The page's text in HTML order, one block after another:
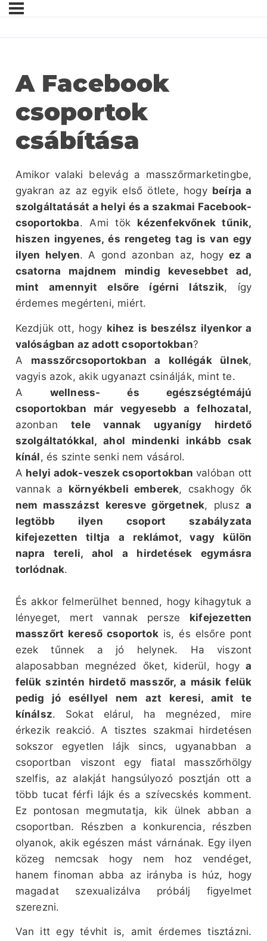
A Facebook
csoportok
csábítása
Amikor valaki belevág a masszőrmarketingbe,
gyakran az az egyik első ötlete, hogy beírja a
szolgáltatását a helyi és a szakmai Facebook-
csoportokba. Ami tök kézenfekvőnek tűnik,
hiszen ingyenes, és rengeteg tag is van egy
ilyen helyen. A gond azonban az, hogy ez a
csatorna majdnem mindig kevesebbet ad,
mint amennyit elsőre ígérni látszik, így
érdemes megérteni, miért.
Kezdjük ott, hogy kihez is beszélsz ilyenkor a
valóságban az adott csoportokban?
A masszőrcsoportokban a kollégák ülnek,
vagyis azok, akik ugyanazt csinálják, mint te.
A wellness- és egészségtémájú
csoportokban már vegyesebb a felhozatal,
azonbantele vannak ugyanígy hirdető
szolgáltatókkal, ahol mindenki inkább csak
kínál , és szinte senki nem vásárol.
A helyi adok-veszek csoportokbanvalóban ott
vannak a környékbeli emberek, csakhogy ők
nem masszázst keresve görgetnek, plusza
legtöbb ilyen csoport szabályzata
kifejezetten tiltja a reklámot, vagy külön
napra tereli, ahol a hirdetések egymásra
torlódnak.
És akkor felmerülhet benned, hogy kihagytuk a
lényeget, mert vannak persze kifejezetten
masszőrt kereső csoportokis, és elsőre pont
ezek tűnnek a jó helynek. Ha viszont
alaposabban megnézed őket, kiderül, hogya
felük szintén hirdető masszőr, a másik felük
pedig jó eséllyel nem azt keresi, amit te
kínálsz. Sokat elárul, ha megnézed, mire
érkezik reakció. A tisztes szakmai hirdetésen
sokszor egyetlen lájk sincs, ugyanabban a
csoportban viszont egy fiatal masszőrhölgy
szelfis, az alakját hangsúlyozó posztján ott a
több tucat férfi lájk és a szívecskés komment.
Ez pontosan megmutatja, kik ülnek abban a
csoportban. Részben a konkurencia, részben
olyanok, akik egészen mást várnának. Egy ilyen
közeg nemcsak hogy nem hoz vendéget,
hanem finoman abba az irányba is húz, hogy
magadat szexualizálva próbálj figyelmet
szerezni.
Van itt egy tévhit is, amit érdemes tisztázni.